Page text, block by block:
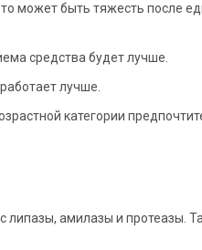
может быть тяжесть после
средства будет лучше.
лучше.
категории
липазы, амилазы и протеазы.